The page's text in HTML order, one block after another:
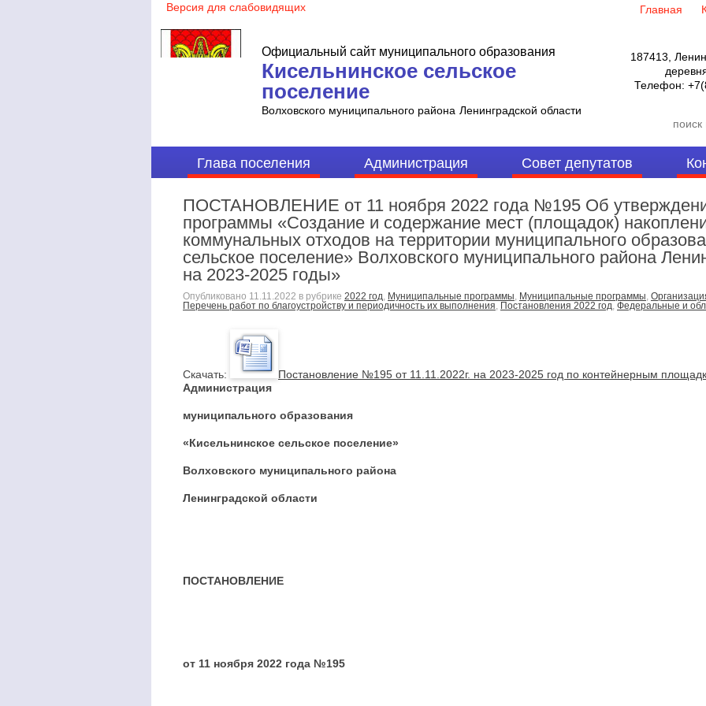
Официальный сайт муниципального образования
Кисельнинское сельское
поселение
Волховского муниципального района Ленинградской области
Главная
187413,
Телефон:
Глава поселения Администрация Совет депутатов
ПОСТАНОВЛЕНИЕ от 11 ноября 2022 года №195 Об
программы «Создание и содержание мест (площадок)
коммунальных отходов на территории муниципального
сельское поселение» Волховского муниципального района
на 2023-2025 годы»
Опубликовано 11.11.2022 в рубрике 2022 год, Муниципальные программы, Муниципальные программы,
Перечень работ по благоустройству и периодичность их выполнения, Постановления 2022 год, Федеральные и
Cкачать:
Постановление №195 от 11.11.2022г. на 2023-2025 год по контейнерным
Администрация
муниципального образования
«Кисельнинское сельское поселение»
Волховского муниципального района
Ленинградской области
ПОСТАНОВЛЕНИЕ
от 11 ноября 2022 года №195